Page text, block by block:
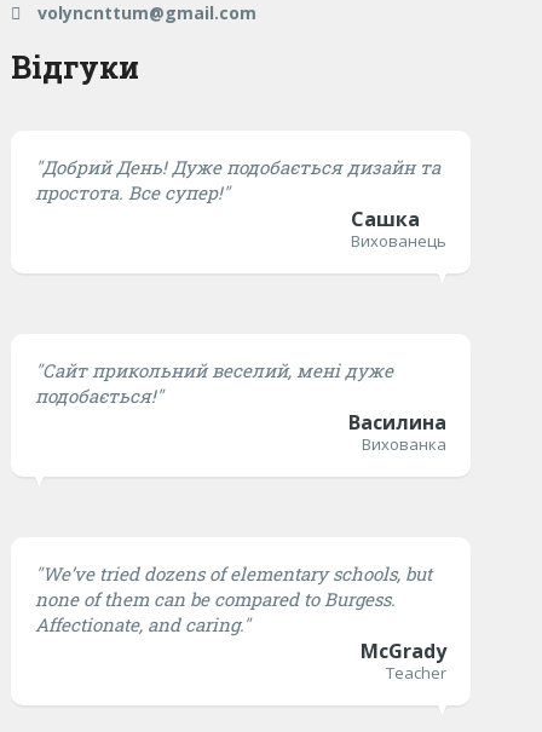
volyncnttum@gmail.com
Відгуки
"Добрий День! Дуже подобається дизайн та
простота. Все супер!"
Сашка
Вихованець
"Сайт прикольний веселий, мені дуже
подобається!"
Василина
Вихованка
"We’ve tried dozens of elementary schools, but
none of them can be compared to Burgess.
Affectionate, and caring."
McGrady
Teacher